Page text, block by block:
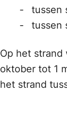
tussen
tussen
Op het strand
oktober tot 1
het strand